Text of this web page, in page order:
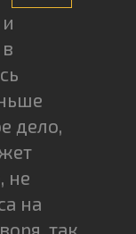
дело,
не
на
так